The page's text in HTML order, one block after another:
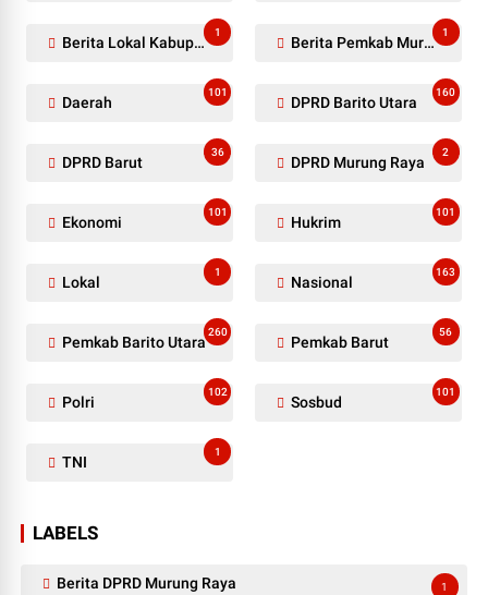
Berita Lokal Kabupaten Barito Utara
1
Berita Pemkab Murung Raya
1
Daerah
101
DPRD Barito Utara
160
DPRD Barut
36
DPRD Murung Raya
2
Ekonomi
101
Hukrim
101
Lokal
1
Nasional
163
Pemkab Barito Utara
260
Pemkab Barut
56
Polri
102
Sosbud
101
TNI
1
LABELS
Berita DPRD Murung Raya 1